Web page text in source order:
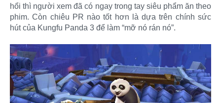
hổi thì người xem đã có ngay trong tay siêu phẩm ăn theo
phim. Còn chiêu PR nào tốt hơn là dựa trên chính sức
hút của Kungfu Panda 3 để làm “mỡ nó rán nó”.